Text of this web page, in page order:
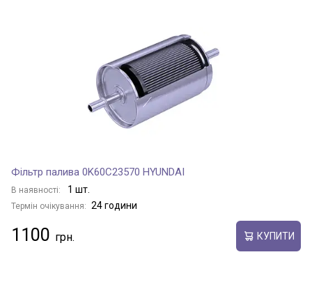
Фільтр палива 0K60C23570 HYUNDAI
В наявності: 1 шт.
Термін очікування: 24 години
1100 КУПИТИ